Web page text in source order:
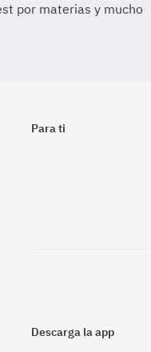
Para ti
Descarga la app